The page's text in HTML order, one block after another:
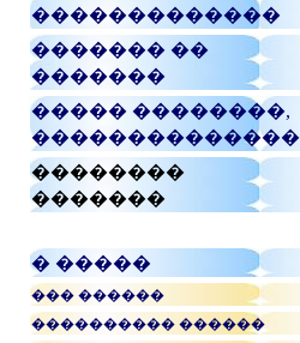
�������������
������� ��
�������
����� ��������,
��������������
��������
�������
� �����
��� ������
���������� ������